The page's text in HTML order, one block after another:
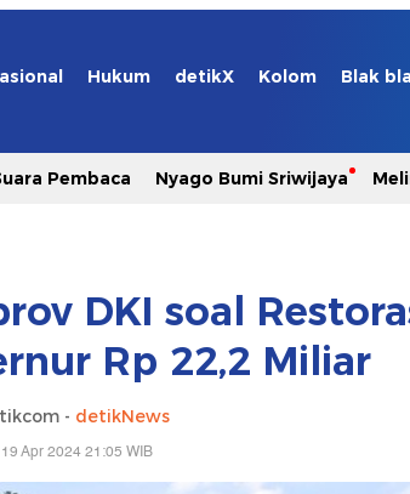
Hukum detikX Kolom Blak
Pembaca Nyago Bumi Sriwijaya
DKI soal
Rp 22,2 Miliar
- detikNews
Apr 2024 21:05 WIB